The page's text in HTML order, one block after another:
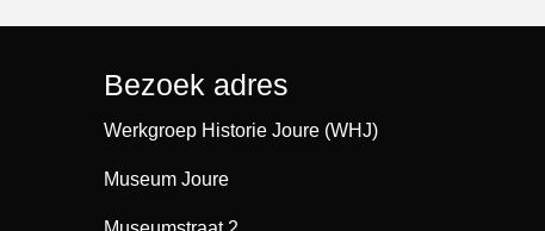
Bezoek adres
Werkgroep Historie Joure (WHJ)
Museum Joure